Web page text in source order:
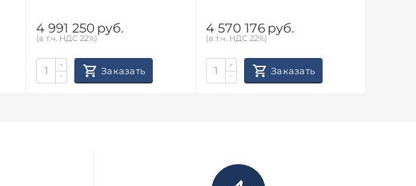
4 991 250 руб.
(в т.ч. НДС 22%)
+
−
Заказать
4 570 176руб.
(в т.ч. НДС 22%)
+
−
Заказать